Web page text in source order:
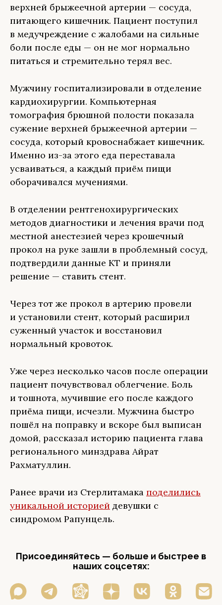
верхней брыжеечной артерии — сосуда,
питающего кишечник. Пациент поступил
в медучреждение с жалобами на сильные
боли после еды — он не мог нормально
питаться и стремительно терял вес.
Мужчину госпитализировали в отделение
кардиохирургии. Компьютерная
томография брюшной полости показала
сужение верхней брыжеечной артерии —
сосуда, который кровоснабжает кишечник.
Именно из-за этого еда переставала
усваиваться, а каждый приём пищи
оборачивался мучениями.
В отделении рентгенохирургических
методов диагностики и лечения врачи под
местной анестезией через крошечный
прокол на руке зашли в проблемный сосуд,
подтвердили данные КТ и приняли
решение — ставить стент.
Через тот же прокол в артерию провели
и установили стент, который расширил
суженный участок и восстановил
нормальный кровоток.
Уже через несколько часов после операции
пациент почувствовал облегчение. Боль
и тошнота, мучившие его после каждого
приёма пищи, исчезли. Мужчина быстро
пошёл на поправку и вскоре был выписан
домой, рассказал историю пациента глава
регионального минздрава Айрат
Рахматуллин.
Ранее врачи из Стерлитамака поделились
уникальной историей девушки с
синдромом Рапунцель.
Присоединяйтесь — больше и быстрее в
наших соцсетях: